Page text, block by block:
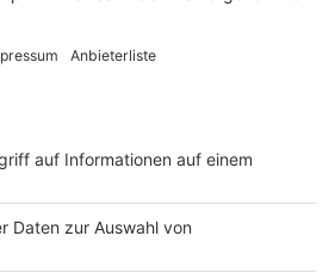
Fund einer Drohne mit
ARTIKEL
Artikel gemerkt
mit einem